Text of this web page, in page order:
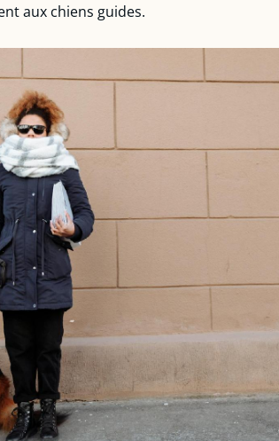
aux chiens guides.